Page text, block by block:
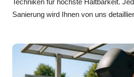
Techniken für höchste Haltbarkeit.
Sanierung wird Ihnen von uns